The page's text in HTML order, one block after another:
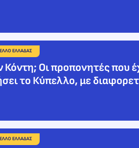
ΕΛΛΑΔΑΣ
Κόντη; Οι προπονητές που
το Κύπελλο, με
ΕΛΛΑΔΑΣ